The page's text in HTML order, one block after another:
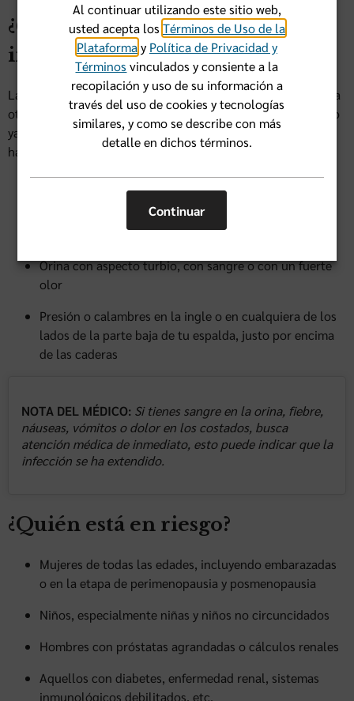
¿Cuáles son los síntomas de una
infección del tracto urinario?
La intensidad de los síntomas puede variar de una persona a
otra, pero aquí están los más comunes. Recuerda, tu médico
ya ha visto todo antes, así que no sientas vergüenza de
hablar si estás experimentando alguno de estos signos.
Dolor o sensación de ardor al orinar
Necesidad frecuente de orinar, aunque salga poca
Orina con aspecto turbio, con sangre o con un fuerte
olor
Presión o calambres en la ingle o en cualquiera de los
lados de la parte baja de tu espalda, justo por encima
de las caderas
NOTA DEL MÉDICO: Si tienes sangre en la orina, fiebre,
náuseas, vómitos o dolor en los costados, busca
atención médica de inmediato, esto puede indicar que la
infección se ha extendido.
¿Quién está en riesgo?
Mujeres de todas las edades, incluyendo embarazadas
o en la etapa de perimenopausia y posmenopausia
Niños, especialmente niñas y niños no circuncidados
Hombres con próstatas agrandadas o cálculos renales
Aquellos con diabetes, enfermedad renal, sistemas
inmunológicos debilitados, etc.
Al continuar utilizando este sitio web,
usted acepta los Términos de Uso de la
Plataformay Política de Privacidad y
Términos vinculados y consiente a la
recopilación y uso de su información a
través del uso de cookies y tecnologías
similares, y como se describe con más
detalle en dichos términos.
Continuar